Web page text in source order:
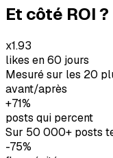
Et côté ROI ?
x1.93
likes en 60 jours
Mesuré sur les 20
avant/après
+71%
posts qui percent
Sur 50 000+ posts
-75%